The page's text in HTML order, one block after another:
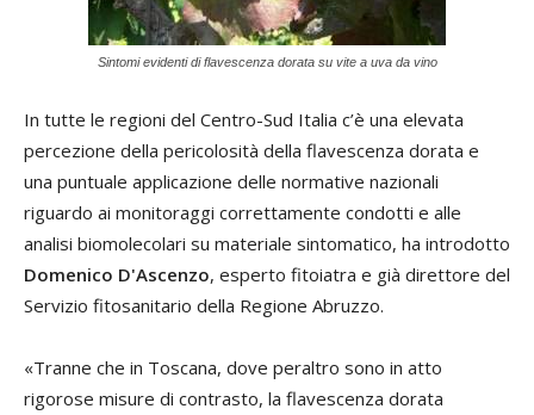
Sintomi evidenti di flavescenza dorata su vite a uva da vino
In tutte le regioni del Centro-Sud Italia c’è una elevata
percezione della pericolosità della flavescenza dorata e
una puntuale applicazione delle normative nazionali
riguardo ai monitoraggi correttamente condotti e alle
analisi biomolecolari su materiale sintomatico, ha introdotto
Domenico D'Ascenzo, esperto fitoiatra e già direttore del
Servizio fitosanitario della Regione Abruzzo.
«Tranne che in Toscana, dove peraltro sono in atto
rigorose misure di contrasto, la flavescenza dorata